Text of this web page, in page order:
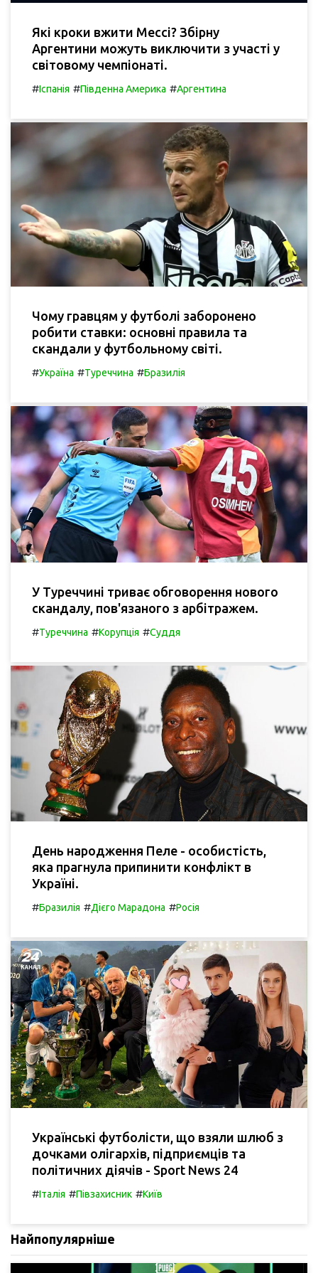
Які кроки вжити Мессі? Збірну
Аргентини можуть виключити з участі у
світовому чемпіонаті.
#Іспанія #Південна Америка #Аргентина
Чому гравцям у футболі заборонено
робити ставки: основні правила та
скандали у футбольному світі.
#Україна #Туреччина #Бразилія
У Туреччині триває обговорення нового
скандалу, пов'язаного з арбітражем.
#Туреччина #Корупція #Суддя
День народження Пеле - особистість,
яка прагнула припинити конфлікт в
Україні.
#Бразилія #Дієго Марадона #Росія
Українські футболісти, що взяли шлюб з
дочками олігархів, підприємців та
політичних діячів - Sport News 24
#Італія #Півзахисник #Київ
Найпопулярніше